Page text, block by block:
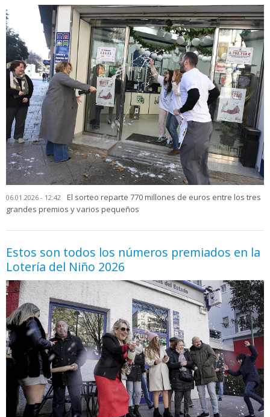
06.01.2026 - 12:42
El sorteo reparte 770 millones de euros entre los tres
grandes premios y varios pequeños
Estos son todos los números premiados en la
Lotería del Niño 2026